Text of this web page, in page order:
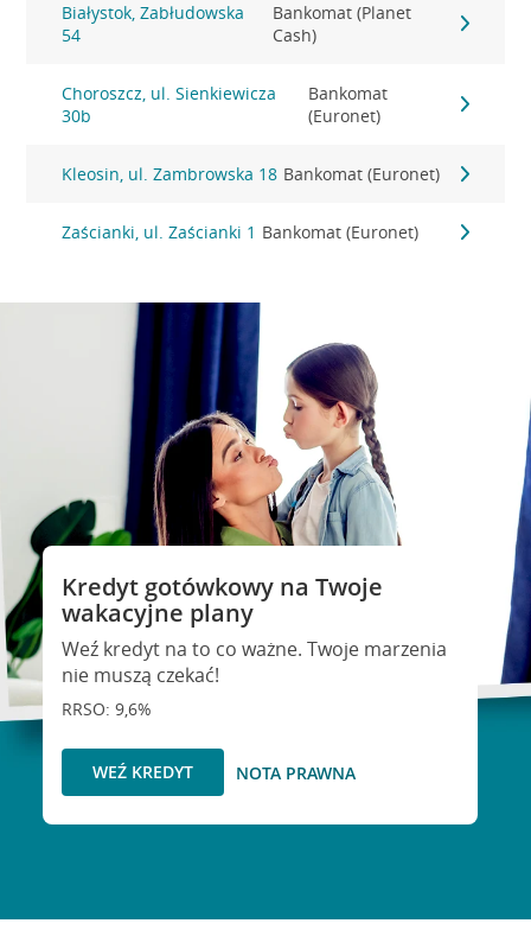
Białystok, Zabłudowska
54
Bankomat (Planet
Cash)
Choroszcz, ul. Sienkiewicza
30b
Bankomat
(Euronet)
Kleosin, ul. Zambrowska 18 Bankomat (Euronet)
Zaścianki, ul. Zaścianki 1 Bankomat (Euronet)
Kredyt gotówkowy na Twoje
wakacyjne plany
Weź kredyt na to co ważne. Twoje marzenia
nie muszą czekać!
RRSO: 9,6%
WEŹ KREDYT NOTA PRAWNA